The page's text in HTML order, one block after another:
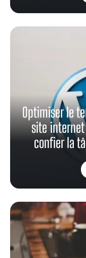
Optimiser le
site internet
confier la